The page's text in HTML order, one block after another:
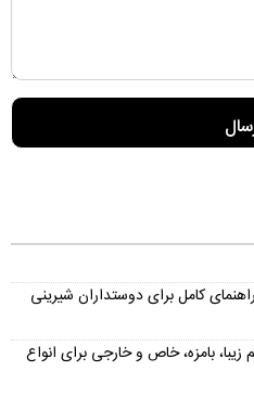
کامل برای دوستداران شیرینی
طوطی | بیش از ۳۰۰ اسم زیبا، بامزه، خاص و خارجی برای انواع